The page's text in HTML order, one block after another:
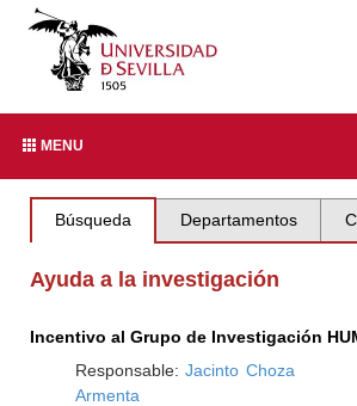
MENU
Búsqueda Departamentos
Ayuda a la investigación
Incentivo al Grupo de Investigación
Responsable:Jacinto Choza
Armenta